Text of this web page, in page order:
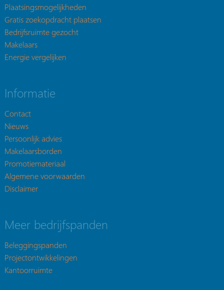
Plaatsingsmogelijkheden
Gratis zoekopdracht plaatsen
Bedrijfsruimte gezocht
Makelaars
Energie vergelijken
Informatie
Contact
Nieuws
Persoonlijk advies
Makelaarsborden
Promotiemateriaal
Algemene voorwaarden
Disclaimer
Meer bedrijfspanden
Beleggingspanden
Projectontwikkelingen
Kantoorruimte